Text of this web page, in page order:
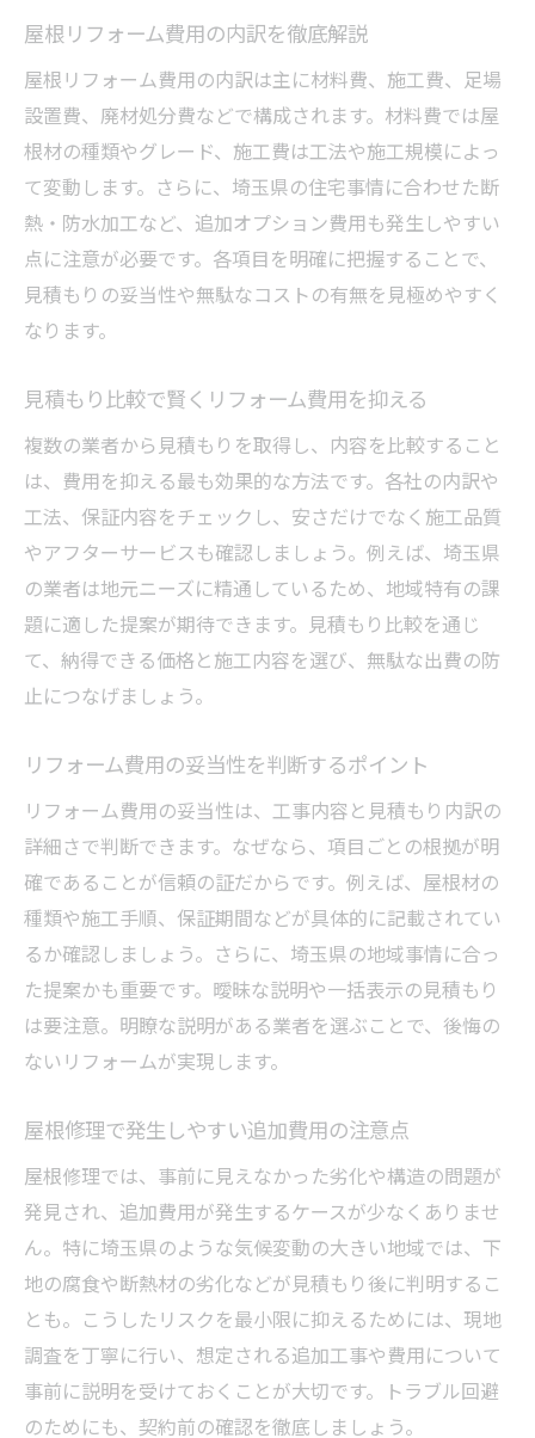
める
劣化状況から判断する適切な時期のポイン
ト
リフォーム時期を逃さないためのチェック
項目
季節ごとの屋根リフォーム注意点まとめ
費用抑制のための時期選びと見積もり術
屋根リフォーム計画で失敗しないコツ
屋根修理の飛び込み営業に騙されない対策
悪徳業者を見抜くリフォーム見積もりの見
方
適正価格でリフォームを依頼するポイント
口コミや評判を活用した業者選びのコツ
リフォーム契約時の注意事項を徹底解説
トラブル防止に役立つ相談先と情報収集術
屋根リフォームを通じた費用相場の賢い把握法
屋根リフォーム会社ごとの費用比較の進め
費用の内訳を知り納得のリフォームを実現
実例から学ぶ屋根リフォームの費用目安
見積もり依頼前に知るべきポイントまとめ
費用相場を使った適切な交渉方法を紹介
埼玉県の屋根リフォームで補助金活用を目指す
リフォーム補助金を活用する条件と注意点
屋根リフォームで受けられる主な補助制度
補助制度の最新情報をチェックしよう
申請サポート付きリフォーム会社の選び方
屋根リフォームを成功へ導く実践的なポイント
リフォーム計画で重要なヒアリング内容
施工後のアフターケアで安心を長持ちさせ
る
リフォーム完了後の点検ポイントを確認
屋根リフォーム費用の内訳を徹底解説
屋根リフォーム費用の内訳は主に材料費、施工費、足場
設置費、廃材処分費などで構成されます。材料費では屋
根材の種類やグレード、施工費は工法や施工規模によっ
て変動します。さらに、埼玉県の住宅事情に合わせた断
熱・防水加工など、追加オプション費用も発生しやすい
点に注意が必要です。各項目を明確に把握することで、
見積もりの妥当性や無駄なコストの有無を見極めやすく
なります。
見積もり比較で賢くリフォーム費用を抑える
複数の業者から見積もりを取得し、内容を比較すること
は、費用を抑える最も効果的な方法です。各社の内訳や
工法、保証内容をチェックし、安さだけでなく施工品質
やアフターサービスも確認しましょう。例えば、埼玉県
の業者は地元ニーズに精通しているため、地域特有の課
題に適した提案が期待できます。見積もり比較を通じ
て、納得できる価格と施工内容を選び、無駄な出費の防
止につなげましょう。
リフォーム費用の妥当性を判断するポイント
リフォーム費用の妥当性は、工事内容と見積もり内訳の
詳細さで判断できます。なぜなら、項目ごとの根拠が明
確であることが信頼の証だからです。例えば、屋根材の
種類や施工手順、保証期間などが具体的に記載されてい
るか確認しましょう。さらに、埼玉県の地域事情に合っ
た提案かも重要です。曖昧な説明や一括表示の見積もり
は要注意。明瞭な説明がある業者を選ぶことで、後悔の
ないリフォームが実現します。
屋根修理で発生しやすい追加費用の注意点
屋根修理では、事前に見えなかった劣化や構造の問題が
発見され、追加費用が発生するケースが少なくありませ
ん。特に埼玉県のような気候変動の大きい地域では、下
地の腐食や断熱材の劣化などが見積もり後に判明するこ
とも。こうしたリスクを最小限に抑えるためには、現地
調査を丁寧に行い、想定される追加工事や費用について
事前に説明を受けておくことが大切です。トラブル回避
のためにも、契約前の確認を徹底しましょう。